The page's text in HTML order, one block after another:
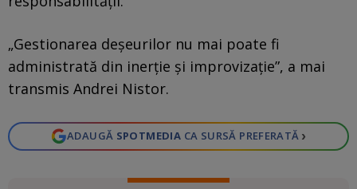
„Gestionarea deșeurilor nu mai poate fi
administrată din inerție și improvizație”, a mai
transmis Andrei Nistor.
ADAUGĂ SPOTMEDIA CA SURSĂ PREFERATĂ ›